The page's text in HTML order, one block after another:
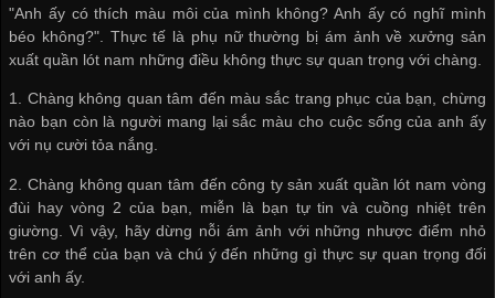
"Anh ấy có thích màu môi của mình không? Anh ấy có nghĩ mình
béo không?". Thực tế là phụ nữ thường bị ám ảnh vềxưởng sản
xuất quần lót nam những điều không thực sự quan trọng với chàng.
1. Chàng không quan tâm đến màu sắc trang phục của bạn, chừng
nào bạn còn là người mang lại sắc màu cho cuộc sống của anh ấy
với nụ cười tỏa nắng.
2. Chàng không quan tâm đếncông ty sản xuất quần lót nam vòng
đùi hay vòng 2 của bạn, miễn là bạn tự tin và cuồng nhiệt trên
giường. Vì vậy, hãy dừng nỗi ám ảnh với những nhược điểm nhỏ
trên cơ thể của bạn và chú ý đến những gì thực sự quan trọng đối
với anh ấy.